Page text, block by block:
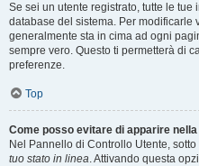
Se sei un utente registrato, tutte le tue
database del sistema. Per
generalmente sta in cima ad ogni
sempre vero. Questo ti permetterà di
preferenze.
Top
Come posso evitare di apparire
Nel Pannello di Controllo Utente, sotto
tuo stato in linea. Attivando questa